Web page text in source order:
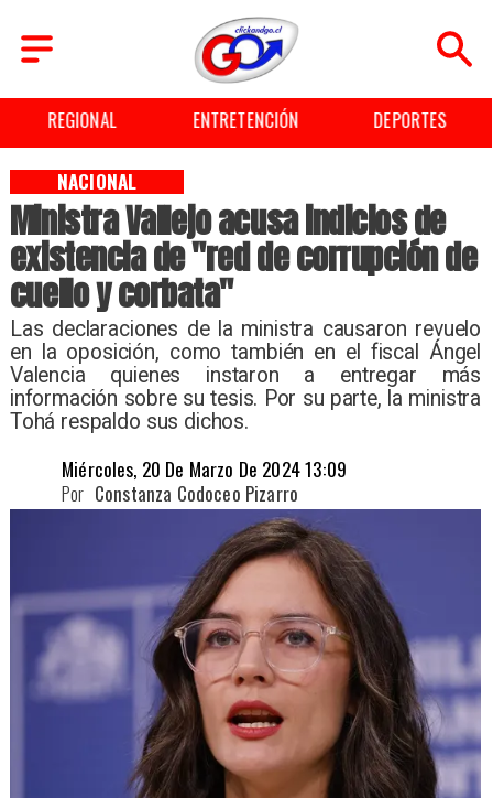
REGIONAL ENTRETENCIÓN DEPORTES
Ministra Vallejo acusa indicios de
existencia de "red de corrupción de
cuello y corbata"
Las declaraciones de la ministra causaron revuelo
en la oposición, como también en el fiscal Ángel
Valencia quienes instaron a entregar más
información sobre su tesis. Por su parte, la ministra
Tohá respaldo sus dichos.
NACIONAL
Miércoles, 20 De Marzo De 2024 13:09
Constanza Codoceo Pizarro
Por